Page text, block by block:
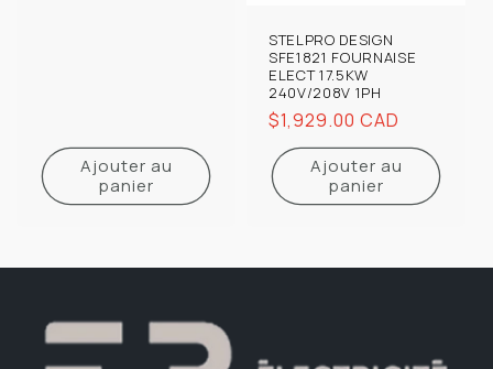
Ajouter au
panier
STELPRO DESIGN
SFE1821 FOURNAISE
ELECT 17.5KW
240V/208V 1PH
Prix
habituel
$1,929.00 CAD
Ajouter au
panier